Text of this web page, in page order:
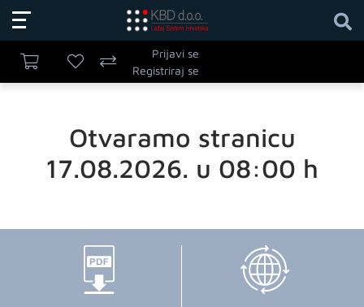
Prijavi se
Registriraj se
Otvaramo stranicu
17.08.2026. u 08:00 h